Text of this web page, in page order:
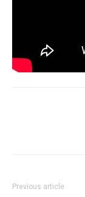
Previous article